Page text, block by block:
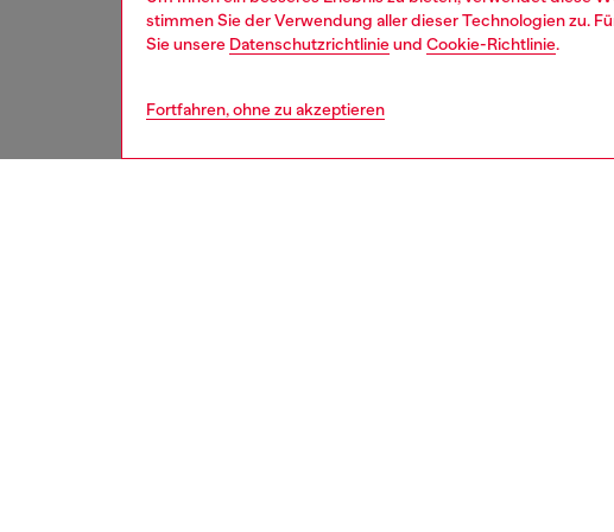
stimmen Sie der Verwendung aller dieser Technologien zu.
Sie unsere Datenschutzrichtlinieund Cookie-Richtlinie.
Fortfahren, ohne zu akzeptieren